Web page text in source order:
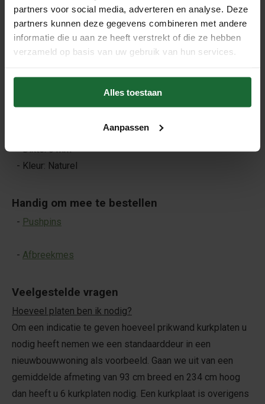
partners voor social media, adverteren en analyse. Deze
partners kunnen deze gegevens combineren met andere
informatie die u aan ze heeft verstrekt of die ze hebben
verzameld op basis van uw gebruik van hun services.
Alles toestaan
Aanpassen
Makkelijk te bevestigen
Het prikbord is voorzien van een zelfklevende achterkant,
minimale temperatuur van 15 graden.
- Afmetingen (lengte en breedte): 60 x 90 cm
- Dikte: 8 mm
- Kleur: Naturel
Handig om mee te bestellen
- Pushpins
- Afbreekmes
Veelgestelde vragen
Hoeveel platen ben ik nodig?
Om een indicatie te geven hoeveel prikwand kurkplaten u
nodig heeft nemen we een standaarddeur in een
nieuwbouwwoning als voorbeeld. Gaan we uit van een
gemiddelde afmeting van 93 cm breed en 234 cm hoog
dan heeft u 6 kurkplaten nodig. Een kurkplaat is overigens